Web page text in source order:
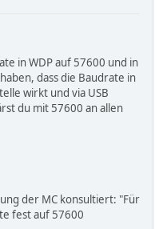
in WDP auf 57600 und in
dass die Baudrate in
wirkt und via USB
du mit 57600 an allen
der MC konsultiert: "Für
fest auf 57600